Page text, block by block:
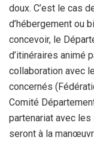
doux. C’est le cas
d’hébergement ou
concevoir, le
d’itinéraires animé
collaboration avec
concernés
Comité
partenariat avec
seront à la